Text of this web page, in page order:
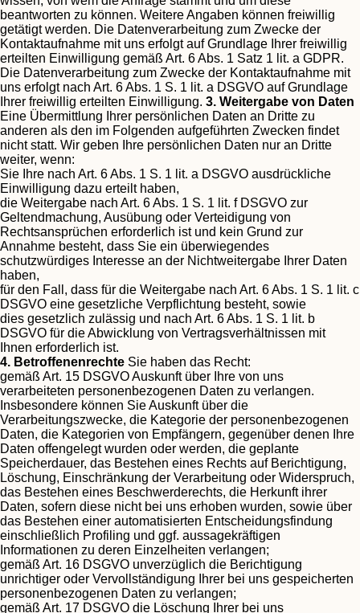
beantworten zu können. Weitere Angaben können freiwillig
getätigt werden. Die Datenverarbeitung zum Zwecke der
Kontaktaufnahme mit uns erfolgt auf Grundlage Ihrer freiwillig
erteilten Einwilligung gemäß Art. 6 Abs. 1 Satz 1 lit. a GDPR.
Die Datenverarbeitung zum Zwecke der Kontaktaufnahme mit
uns erfolgt nach Art. 6 Abs. 1 S. 1 lit. a DSGVO auf Grundlage
Ihrer freiwillig erteilten Einwilligung. 3. Weitergabe von Daten
Eine Übermittlung Ihrer persönlichen Daten an Dritte zu
anderen als den im Folgenden aufgeführten Zwecken findet
nicht statt. Wir geben Ihre persönlichen Daten nur an Dritte
weiter, wenn:
Sie Ihre nach Art. 6 Abs. 1 S. 1 lit. a DSGVO ausdrückliche
Einwilligung dazu erteilt haben,
die Weitergabe nach Art. 6 Abs. 1 S. 1 lit. f DSGVO zur
Geltendmachung, Ausübung oder Verteidigung von
Rechtsansprüchen erforderlich ist und kein Grund zur
Annahme besteht, dass Sie ein überwiegendes
schutzwürdiges Interesse an der Nichtweitergabe Ihrer Daten
haben,
für den Fall, dass für die Weitergabe nach Art. 6 Abs. 1 S. 1 lit. c
DSGVO eine gesetzliche Verpflichtung besteht, sowie
dies gesetzlich zulässig und nach Art. 6 Abs. 1 S. 1 lit. b
DSGVO für die Abwicklung von Vertragsverhältnissen mit
Ihnen erforderlich ist.
4. Betroffenenrechte Sie haben das Recht:
gemäß Art. 15 DSGVO Auskunft über Ihre von uns
verarbeiteten personenbezogenen Daten zu verlangen.
Insbesondere können Sie Auskunft über die
Verarbeitungszwecke, die Kategorie der personenbezogenen
Daten, die Kategorien von Empfängern, gegenüber denen Ihre
Daten offengelegt wurden oder werden, die geplante
Speicherdauer, das Bestehen eines Rechts auf Berichtigung,
Löschung, Einschränkung der Verarbeitung oder Widerspruch,
das Bestehen eines Beschwerderechts, die Herkunft ihrer
Daten, sofern diese nicht bei uns erhoben wurden, sowie über
das Bestehen einer automatisierten Entscheidungsfindung
einschließlich Profiling und ggf. aussagekräftigen
Informationen zu deren Einzelheiten verlangen;
gemäß Art. 16 DSGVO unverzüglich die Berichtigung
unrichtiger oder Vervollständigung Ihrer bei uns gespeicherten
personenbezogenen Daten zu verlangen;
gemäß Art. 17 DSGVO die Löschung Ihrer bei uns